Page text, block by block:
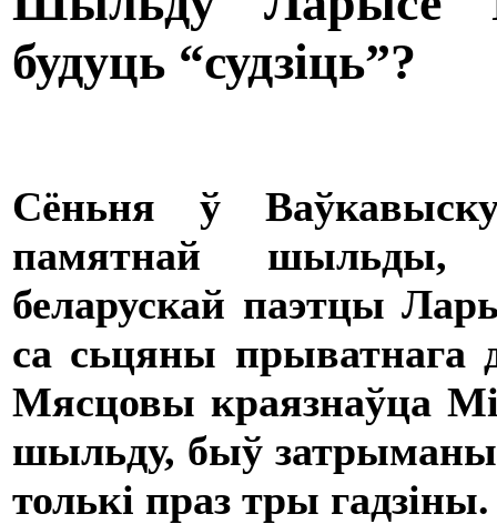
будуць “судзіць”?
Сёньня ў
памятнай шыльды,
беларускай паэтцы
са сьцяны прыватнага
Мясцовы краязнаўца
шыльду, быў затрыманы.
толькі праз тры гадзіны.